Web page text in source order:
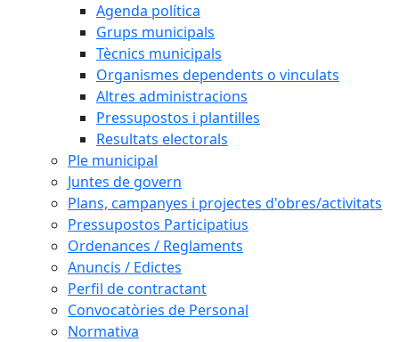
Agenda política
Grups municipals
Tècnics municipals
Organismes dependents o vinculats
Altres administracions
Pressupostos i plantilles
Resultats electorals
Ple municipal
Juntes de govern
Plans, campanyes i projectes d'obres/activitats
Pressupostos Participatius
Ordenances / Reglaments
Anuncis / Edictes
Perfil de contractant
Convocatòries de Personal
Normativa